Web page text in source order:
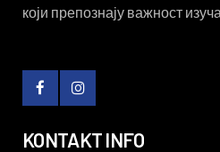
који препознају важност
KONTAKT INFO